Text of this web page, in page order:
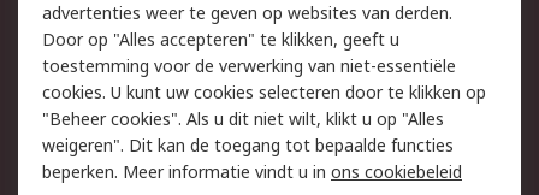
Wettelijk
Cookiebeleid
Email veiligheid
Privacybeleid
Websitevoorwaarden
Algemene
verkoopvoorwaarden
advertenties weer te geven op websites van derden.
Door op "Alles accepteren" te klikken, geeft u
toestemming voor de verwerking van niet-essentiële
cookies. U kunt uw cookies selecteren door te klikken op
"Beheer cookies". Als u dit niet wilt, klikt u op "Alles
weigeren". Dit kan de toegang tot bepaalde functies
beperken. Meer informatie vindt u in ons cookiebeleid